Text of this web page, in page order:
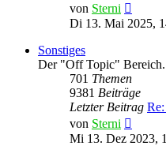
von Sterni
Di 13. Mai 2025,
Sonstiges
Der "Off Topic"
701 Themen
9381 Beiträge
Letzter Beitrag
von Sterni
Beitrag
Mi 13. Dez 2023,